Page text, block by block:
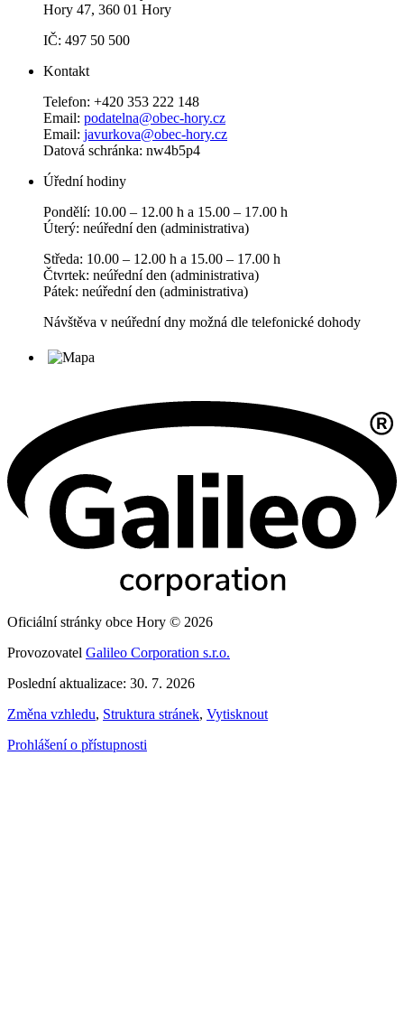
Hory 47, 360 01 Hory
IČ: 497 50 500
Kontakt
Telefon: +420 353 222 148
Email: podatelna@obec-hory.cz
Email: javurkova@obec-hory.cz
Datová schránka: nw4b5p4
Úřední hodiny
Pondělí: 10.00 – 12.00 h a 15.00 – 17.00 h
Úterý: neúřední den (administrativa)
Středa: 10.00 – 12.00 h a 15.00 – 17.00 h
Čtvrtek: neúřední den (administrativa)
Pátek: neúřední den (administrativa)
Návštěva v neúřední dny možná dle telefonické dohody
Oficiální stránky obce Hory © 2026
Provozovatel Galileo Corporation s.r.o.
Poslední aktualizace: 30. 7. 2026
Změna vzhledu, Struktura stránek, Vytisknout
Prohlášení o přístupnosti